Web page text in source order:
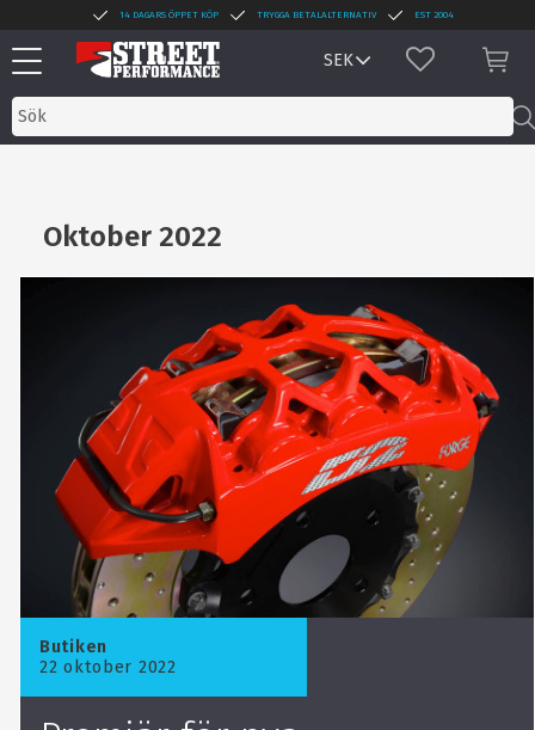
Meny
14 DAGARS ÖPPET KÖP TRYGGA BETALALTERNATIV EST 2004
FAVORITER
Oktober 2022
Butiken
22 oktober 2022